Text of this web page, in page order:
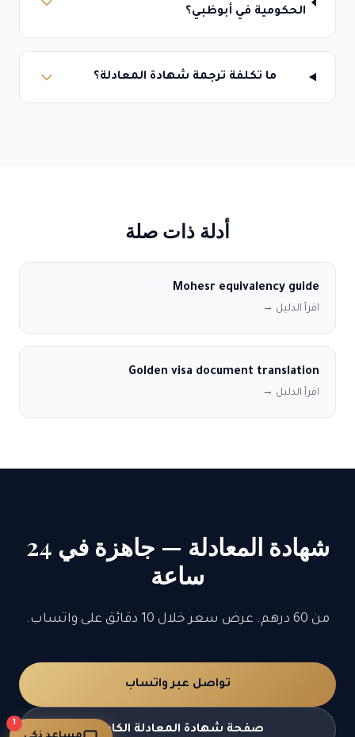
الحكومية في أبوظبي؟
ما تكلفة ترجمة شهادة المعادلة؟
أدلة ذات صلة
Mohesr equivalency guide
اقرأ الدليل →
Golden visa document translation
اقرأ الدليل →
شهادة المعادلة — جاهزة في 24
ساعة
من 60 درهم. عرض سعر خلال 10 دقائق على واتساب.
تواصل عبر واتساب
صفحة شهادة المعادلة الكاملة
1